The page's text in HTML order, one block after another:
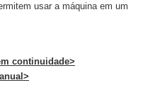
usar a máquina em um
continuidade>